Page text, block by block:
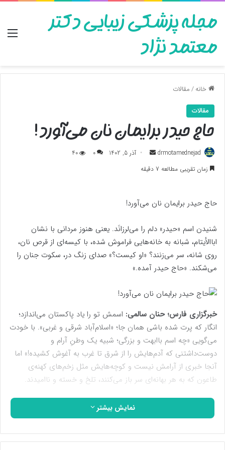
مجله پزشکی زیبایی دکتر
معتمد نژاد
خانه/مقالات
مقالات
حاج حیدر برایمان نان می‌آورد!
drmotamednejad
ارسال
به
آذر 5, 1402 0
40
زمان تقریبی مطالعه 7 دقیقه
حاج حیدر برایمان نان می‌آورد!
شنیدن اسم «حیدر» دلم را می‌لرزانَد. یعنی هنوز مردانی با نشان
اباالأیتام، شبانه به خانه‌هایی فراموش شده، با کیسه‌ای از قرص نان،
روی شانه، سر می‌زنند؟ «او کیست؟» صدای زنگ در، سکوت جنان را
می‌شکند. «حاج حیدر آمده.»
خبرگزاری فارس؛ حنان سالمی: اسمش تو را یاد پاکستان می‌اندازد؛
انگار که پرت شده باشی همان جا؛ «اسلام‌آباد شرقی و غربی». با خودت
می‌گویی «چه اسم باابهت و بزرگی؛ شبیه یک وطنِ آرام و
دوست‌داشتنی که آدم‌هایش را از شرق تا غرب به آغوش کشیده!» اما
آنجا خبری از آرامش نیست و کوچه‌هایش مثل زخم‌های کهنه‌‌ی
طاعون که به هر بهانه‌ای سر باز می‌کنند، تلخ و خسته و ناامیدند.
دست خودشان هم نیست. قرعه تقدیر به نام‌شان افتاده تا اسلام‌آبادی
باشند؛ ساکنان یک محله مُرده و فراموش شده از شهر کارون که به
اهوازِ بی جان‌تر از خودش سنجاق شده. با دیوارهای آجری و
آسفالت‌های بی‌ریخت و ترکیده. هر ده قدم هم یک چاه سه متری
نمایش بیشتر